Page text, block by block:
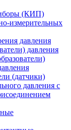
(КИП)
измерительных
давления
давления
(датчики)
давления с